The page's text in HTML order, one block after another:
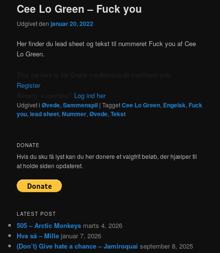
Cee Lo Green – Fuck you
Udgivet denjanuar 20, 2022
Her finder du lead sheet og tekst til nummeret Fuck you af Cee
Lo Green.
Register
Log ind her
Udgivet i Øvede,Sammenspil |TaggetCee Lo Green, Engelsk,Fuck
you,lead sheet,Nummer,Øvede,Tekst
DONATE
Hvis du sku få lyst kan du her donere et valgfrit beløb, der hjælper til
at holde siden opdateret.
LATEST POST
505 – Arctic Monkeys marts 4, 2026
Hva så – Mille januar 7, 2026
(Don’t) Give hate a chance – Jamiroquai september 8, 2025